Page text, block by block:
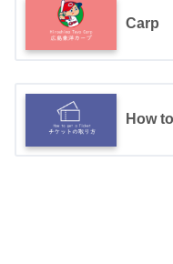
Carp
How